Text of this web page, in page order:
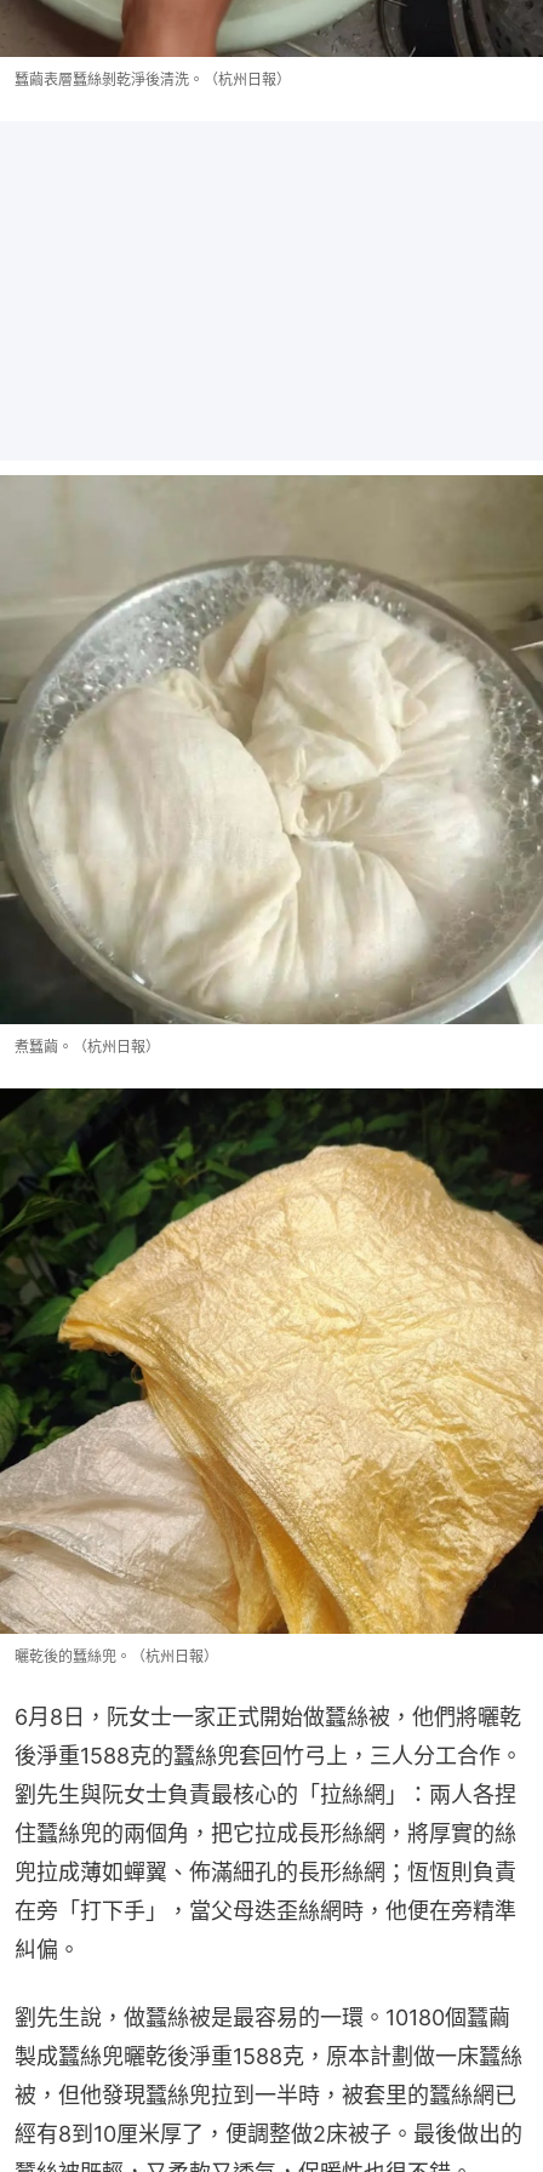
蠶繭表層蠶絲剝乾淨後清洗。（杭州日報）
煮蠶繭。（杭州日報）
曬乾後的蠶絲兜。（杭州日報）
6月8日，阮女士一家正式開始做蠶絲被，他們將曬乾
後淨重1588克的蠶絲兜套回竹弓上，三人分工合作。
劉先生與阮女士負責最核心的「拉絲網」：兩人各捏
住蠶絲兜的兩個角，把它拉成長形絲網，將厚實的絲
兜拉成薄如蟬翼、佈滿細孔的長形絲網；恆恆則負責
在旁「打下手」，當父母迭歪絲網時，他便在旁精準
糾偏。
劉先生說，做蠶絲被是最容易的一環。10180個蠶繭
製成蠶絲兜曬乾後淨重1588克，原本計劃做一床蠶絲
被，但他發現蠶絲兜拉到一半時，被套里的蠶絲網已
經有8到10厘米厚了，便調整做2床被子。最後做出的